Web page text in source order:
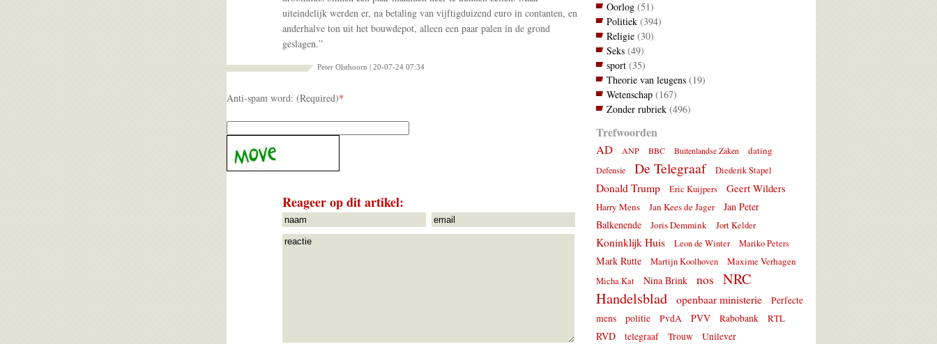
uiteindelijk werden er, na betaling van vijftigduizend euro in contanten, en
anderhalve ton uit het bouwdepot, alleen een paar palen in de grond
geslagen.”
Peter Olsthoorn | 20-07-24 07:34
Anti-spam word: (Required)*
Reageer op dit artikel:
Oorlog(51)
Politiek(394)
Religie(30)
Seks(49)
sport(35)
Theorie van leugens(19)
Wetenschap(167)
Zonder rubriek(496)
Trefwoorden
AD
ANP BBC Buitenlandse Zaken dating
Defensie De Telegraaf Diederik Stapel
Donald Trump Eric Kuijpers Geert Wilders
Harry Mens Jan Kees de Jager
Jan Peter
Balkenende
Joris Demmink Jort Kelder
Koninklijk Huis Leon de Winter Mariko Peters
Mark Rutte Martijn Koolhoven Maxime Verhagen
Micha Kat Nina Brink nos
NRC
Handelsblad
openbaar ministerie
Perfecte
mens
politie PvdA PVV Rabobank RTL
RVD telegraaf Trouw Unilever